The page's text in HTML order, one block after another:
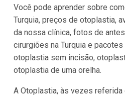
Você pode aprender sobre
Turquia, preços de otoplastia,
da nossa clínica, fotos de
cirurgiões na Turquia e
otoplastia sem incisão,
otoplastia de uma orelha.
A Otoplastia, às vezes referida